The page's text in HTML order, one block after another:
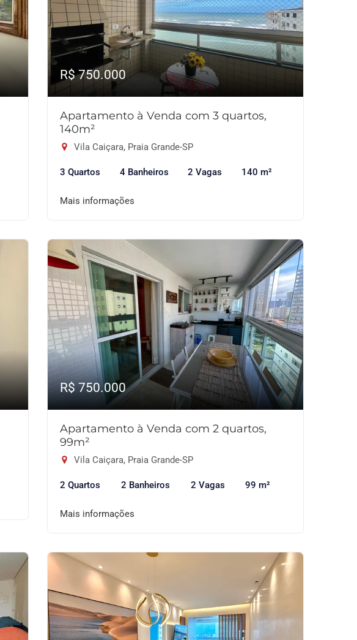
R$ 750.000
Apartamento à Venda com 3 quartos,
140m²
Vila Caiçara, Praia Grande-SP
3 Quartos 4 Banheiros 2 Vagas 140 m²
Mais informações
R$ 750.000
Apartamento à Venda com 2 quartos,
99m²
Vila Caiçara, Praia Grande-SP
2 Quartos 2 Banheiros 2 Vagas 99 m²
Mais informações